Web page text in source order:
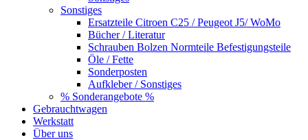
Sonstiges
Ersatzteile Citroen C25 / Peugeot J5/ WoMo
Bücher / Literatur
Schrauben Bolzen Normteile Befestigungsteile
Öle / Fette
Sonderposten
Aufkleber / Sonstiges
% Sonderangebote %
Gebrauchtwagen
Werkstatt
Über uns